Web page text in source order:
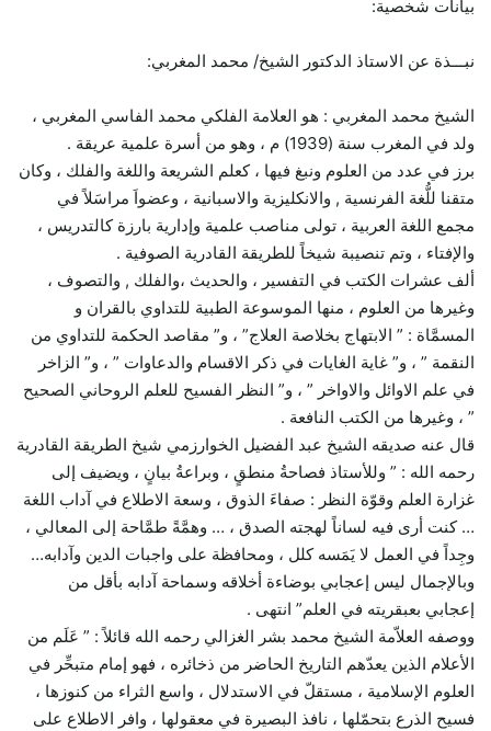
بيانات شخصية:
نبـــذة عن الاستاذ الدكتور الشيخ/ محمد المغربي:
الشيخ محمد المغربي : هو العلامة الفلكي محمد الفاسي المغربي ،
ولد في المغرب سنة (1939) م ، وهو من أسرة علمية عريقة .
برز في عدد من العلوم ونبغ فيها ، كعلم الشريعة واللغة والفلك ، وكان
متقنا للُّغة الفرنسية , والانكليزية والاسبانية ، وعضواَ مراسَلاً في
مجمع اللغة العربية ، تولى مناصب علمية وإدارية بارزة كالتدريس ،
والإفتاء ، وتم تنصيبة شيخاً للطريقة القادرية الصوفية .
ألف عشرات الكتب في التفسير ، والحديث ،والفلك , والتصوف ،
وغيرها من العلوم ، منها الموسوعة الطبية للتداوي بالقران و
المسمَّاة : ” الابتهاج بخلاصة العلاج” ، و” مقاصد الحكمة للتداوي من
النقمة ” ، و” غاية الغايات في ذكر الاقسام والدعاوات ” ، و” الزاخر
في علم الاوائل والاواخر ” ، و” النظر الفسيح للعلم الروحاني الصحيح
” ، وغيرها من الكتب النافعة .
قال عنه صديقه الشيخ عبد الفضيل الخوارزمي شيخ الطريقة القادرية
رحمه الله : ” وللأستاذ فصاحةُ منطقٍ ، وبراعةُ بيانٍ ، ويضيف إلى
غزارة العلم وقوّة النظر : صفاءَ الذوق ، وسعة الاطلاع في آداب اللغة
… كنت أرى فيه لساناً لهجته الصدق ، … وهمَّةً طمَّاحة إلى المعالي ،
وجِداً في العمل لا يَمَسه كلل ، ومحافظة على واجبات الدين وآدابه…
وبالإجمال ليس إعجابي بوضاءة أخلاقه وسماحة آدابه بأقل من
إعجابي بعبقريته في العلم” انتهى .
ووصفه العلاّمة الشيخ محمد بشر الغزالي رحمه الله قائلاً : ” عَلَم من
الأعلام الذين يعدّهم التاريخ الحاضر من ذخائره ، فهو إمام متبحِّر في
العلوم الإسلامية ، مستقلّ في الاستدلال ، واسع الثراء من كنوزها ،
فسيح الذرع بتحمّلها ، نافذ البصيرة في معقولها ، وافر الاطلاع على